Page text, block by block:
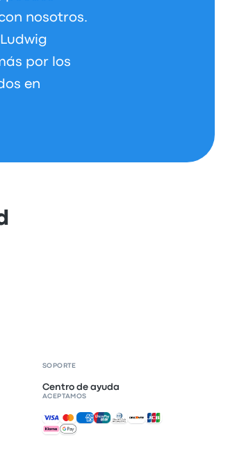
nosotros.
por los
en
SOPORTE
Centro de ayuda
ACEPTAMOS
Pagos aceptados